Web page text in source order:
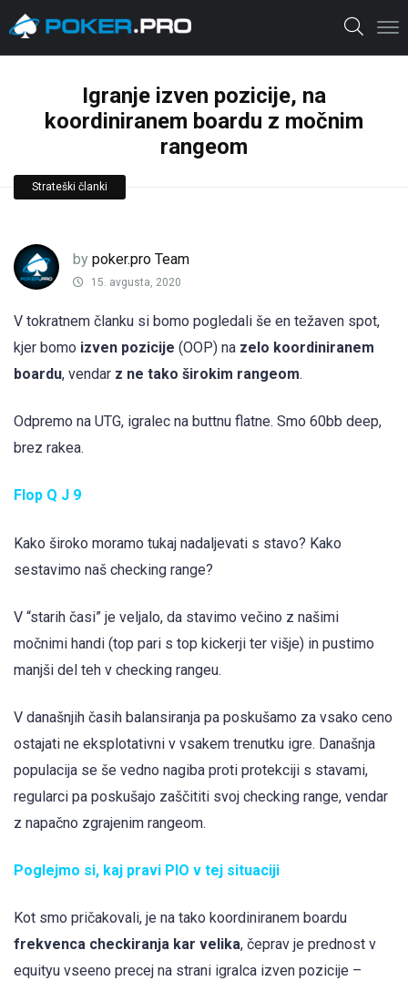
Igranje izven pozicije, na
koordiniranem boardu z močnim
rangeom
Strateški članki
by poker.pro Team
15. avgusta, 2020
V tokratnem članku si bomo pogledali še en težaven spot,
kjer bomo izven pozicije (OOP) na zelo koordiniranem
boardu, vendar z ne tako širokim rangeom.
Odpremo na UTG, igralec na buttnu flatne. Smo 60bb deep,
brez rakea.
Flop Q J 9
Kako široko moramo tukaj nadaljevati s stavo? Kako
sestavimo naš checking range?
V “starih časi” je veljalo, da stavimo večino z našimi
močnimi handi (top pari s top kickerji ter višje) in pustimo
manjši del teh v checking rangeu.
V današnjih časih balansiranja pa poskušamo za vsako ceno
ostajati ne eksplotativni v vsakem trenutku igre. Današnja
populacija se še vedno nagiba proti protekciji s stavami,
regularci pa poskušajo zaščititi svoj checking range, vendar
z napačno zgrajenim rangeom.
Poglejmo si, kaj pravi PIO v tej situaciji
Kot smo pričakovali, je na tako koordiniranem boardu
frekvenca checkiranja kar velika, čeprav je prednost v
equityu vseeno precej na strani igralca izven pozicije –